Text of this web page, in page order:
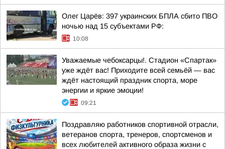
Олег Царёв: 397 украинских БПЛА сбито ПВО
ночью над 15 субъектами РФ:
10:08
Уважаемые чебоксарцы!. Стадион «Спартак»
уже ждёт вас! Приходите всей семьёй — вас
ждёт настоящий праздник спорта, море
энергии и яркие эмоции!
09:21
Поздравляю работников спортивной отрасли,
ветеранов спорта, тренеров, спортсменов и
всех любителей активного образа жизни с